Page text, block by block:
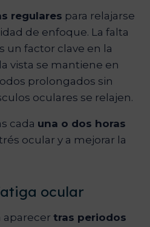
regulares para relajarse
de enfoque. La falta
un factor clave en la
vista se mantiene en
prolongados sin
oculares se relajen.
cada una o dos horas
ocular y a mejorar la
ocular
aparecer tras periodos